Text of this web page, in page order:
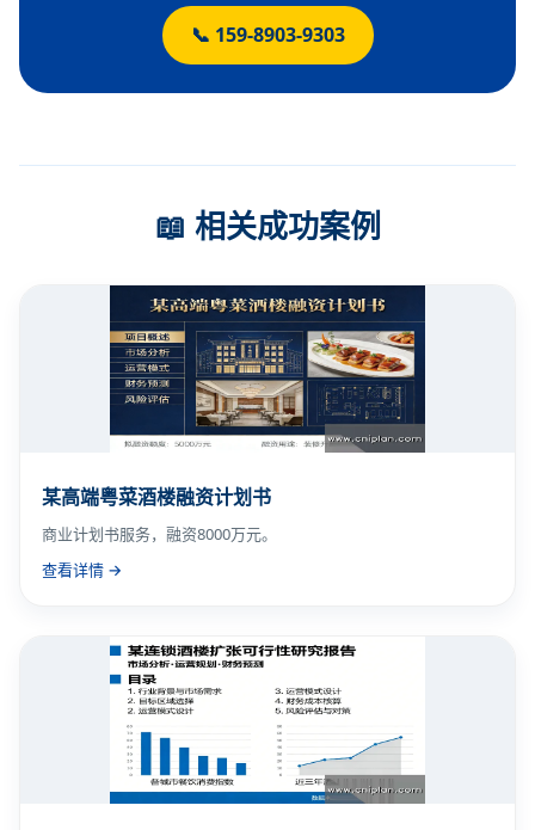
📞 159-8903-9303
📖 相关成功案例
某高端粤菜酒楼融资计划书
商业计划书服务，融资8000万元。
查看详情 →